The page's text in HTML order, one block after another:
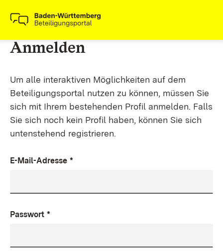
Anmelden
Um alle interaktiven Möglichkeiten auf dem
Beteiligungsportal nutzen zu können, müssen Sie
sich mit Ihrem bestehenden Profil anmelden. Falls
Sie sich noch kein Profil haben, können Sie sich
untenstehend registrieren.
E-Mail-Adresse *
Passwort *